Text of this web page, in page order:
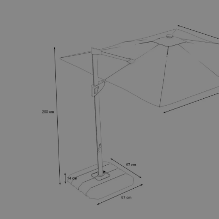
Material:
Funktionen:
UV Beständigkeit:
Netto-Gewicht: